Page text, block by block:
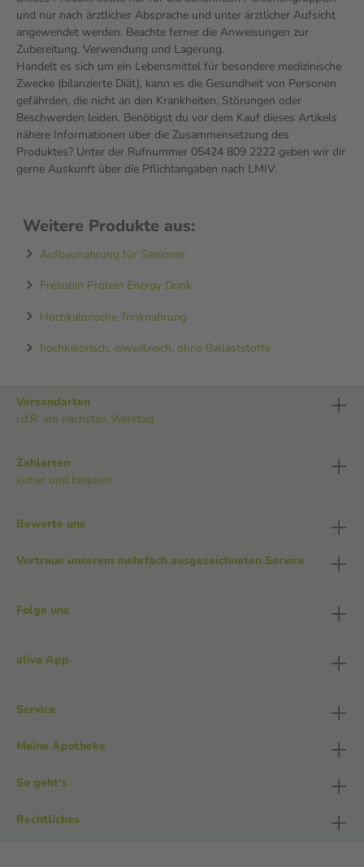
und nur nach ärztlicher Absprache und unter ärztlicher Aufsicht
angewendet werden. Beachte ferner die Anweisungen zur
Zubereitung, Verwendung und Lagerung.
Handelt es sich um ein Lebensmittel für besondere medizinische
Zwecke (bilanzierte Diät), kann es die Gesundheit von Personen
gefährden, die nicht an den Krankheiten, Störungen oder
Beschwerden leiden. Benötigst du vor dem Kauf dieses Artikels
nähere Informationen über die Zusammensetzung des
Produktes? Unter der Rufnummer 05424 809 2222 geben wir dir
gerne Auskunft über die Pflichtangaben nach LMIV.
Weitere Produkte aus:
Aufbaunahrung für Senioren
Fresubin Protein Energy Drink
Hochkalorische Trinknahrung
hochkalorisch, eiweißreich, ohne Ballaststoffe
Versandarten
i.d.R. am nächsten Werktag
Zahlarten
sicher und bequem
Bewerte uns
Vertraue unserem mehrfach ausgezeichneten Service
Folge uns
aliva App
Service
Meine Apotheke
So geht's
Rechtliches